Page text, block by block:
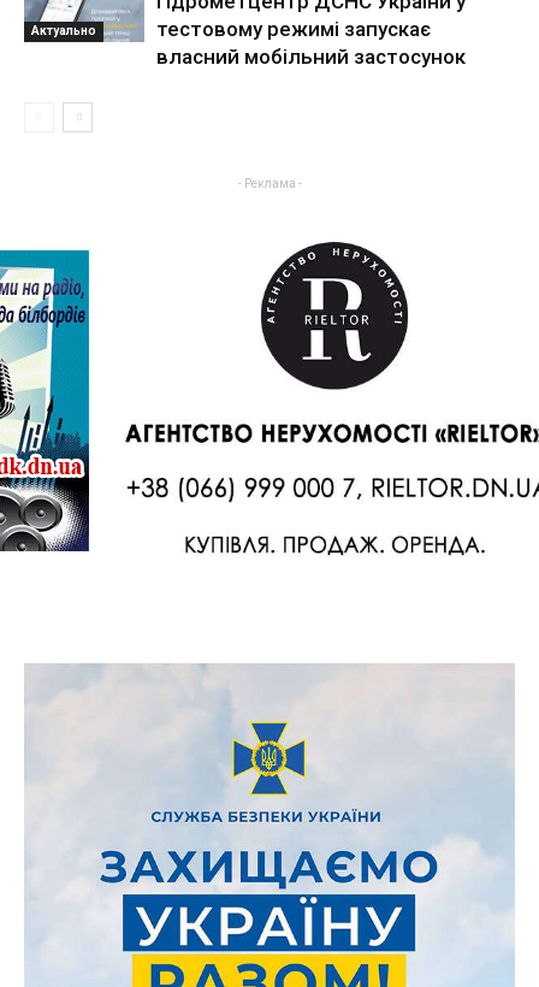
Актуально
тестовому режимі запускає
власний мобільний застосунок
- Реклама -